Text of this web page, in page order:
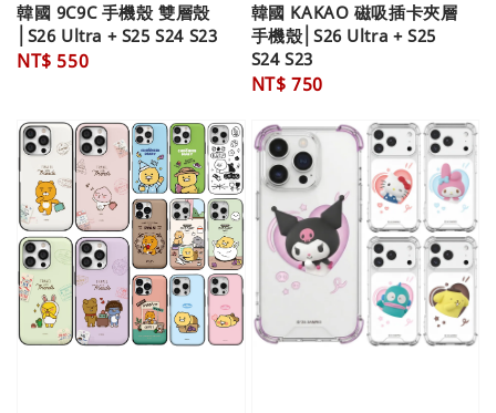
韓國 9C9C 手機殼 雙層殼
│S26 Ultra + S25 S24 S23
Regular
NT$ 550
韓國 KAKAO 磁吸插卡夾層
手機殼│S26 Ultra + S25
S24 S23
Regular
NT$ 750